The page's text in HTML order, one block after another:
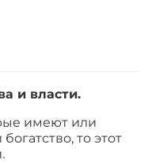
и власти.
имеют или
то этот